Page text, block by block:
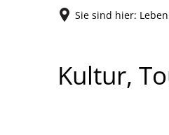
Sie sind hier:
Kultur,Kultur,